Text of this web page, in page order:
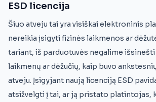
ESD licencija
Šiuo atveju tai yra visiškai elektroninis
nereikia įsigyti fizinės laikmenos ar
tariant, iš parduotuvės negalime
laikmenų ar dėžučių, kaip buvo
atveju. Įsigyjant naują licenciją ESD
atsižvelgti į tai, ar ją pristato platintojas,